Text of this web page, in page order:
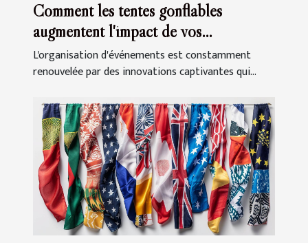
Comment les tentes gonflables
augmentent l'impact de vos
événements
L'organisation d'événements est constamment
renouvelée par des innovations captivantes qui...